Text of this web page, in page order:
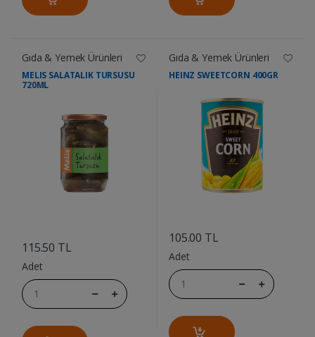
Gıda & Yemek Ürünleri
MELIS SALATALIK TURSUSU
720ML
115.50 TL
Adet
Gıda & Yemek Ürünleri
HEINZ SWEETCORN 400GR
105.00 TL
Adet